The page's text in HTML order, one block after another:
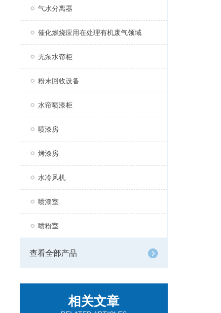
气水分离器
催化燃烧应用在处理有机废气领域
无泵水帘柜
粉末回收设备
水帘喷漆柜
喷漆房
烤漆房
水冷风机
喷漆室
喷粉室
查看全部产品
相关文章